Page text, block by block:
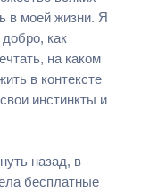
в моей жизни. Я
как
на каком
в контексте
инстинкты и
назад, в
бесплатные